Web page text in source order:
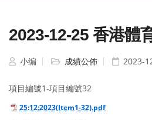
2023-12-25 香港體
小编 成績公佈 2023-
項目編號1-項目編號32
25:12:2023(Item1-32).pdf